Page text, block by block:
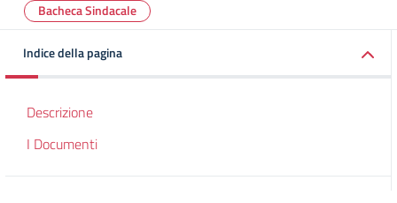
Bacheca Sindacale
Indice della pagina
Descrizione
I Documenti